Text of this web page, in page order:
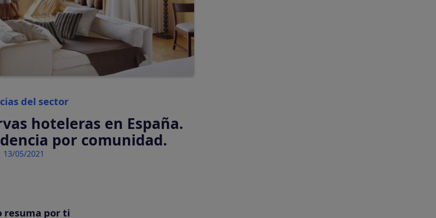
automáticamente
Tasas turísticas
Calcula y cobra tasas
turísticas
Categories
del sector
hoteleras en España.
por comunidad.
13/05/2021
resuma por ti